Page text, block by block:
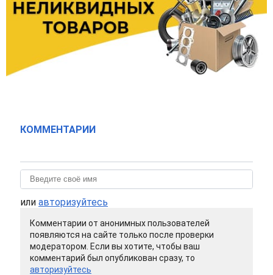
КОММЕНТАРИИ
или авторизуйтесь
Комментарии от анонимных пользователей
появляются на сайте только после проверки
модератором. Если вы хотите, чтобы ваш
комментарий был опубликован сразу, то
авторизуйтесь